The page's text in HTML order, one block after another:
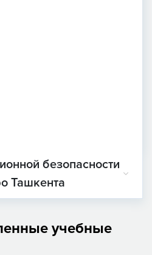
безопасности
Ташкента
учебные